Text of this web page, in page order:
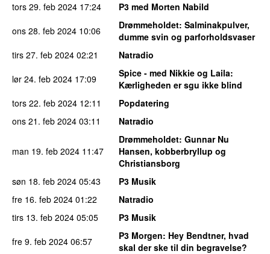
tors 29. feb 2024 17:24
P3 med Morten Nabild
ons 28. feb 2024 10:06 Drømmeholdet: Salminakpulver,
dumme svin og parforholdsvaser
tirs 27. feb 2024 02:21
Natradio
lør 24. feb 2024 17:09 Spice - med Nikkie og Laila:
Kærligheden er sgu ikke blind
tors 22. feb 2024 12:11
Popdatering
ons 21. feb 2024 03:11 Natradio
man 19. feb 2024 11:47
Drømmeholdet: Gunnar Nu
Hansen, kobberbryllup og
Christiansborg
søn 18. feb 2024 05:43
P3 Musik
fre 16. feb 2024 01:22
Natradio
tirs 13. feb 2024 05:05
P3 Musik
fre 9. feb 2024 06:57 P3 Morgen: Hey Bendtner, hvad
skal der ske til din begravelse?